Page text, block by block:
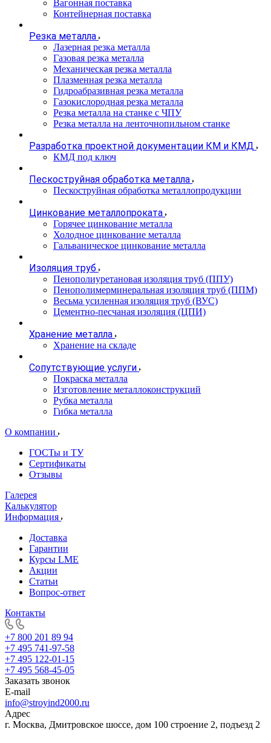
Вагонная поставка
Контейнерная поставка
Резка металла
Лазерная резка металла
Газовая резка металла
Механическая резка металла
Плазменная резка металла
Гидроабразивная резка металла
Газокислородная резка металла
Резка металла на станке с ЧПУ
Резка металла на ленточнопильном станке
Разработка проектной документации КМ и КМД
КМД под ключ
Пескоструйная обработка металла
Пескоструйная обработка металлопродукции
Цинкование металлопроката
Горячее цинкование металла
Холодное цинкование металла
Гальваническое цинкование металла
Изоляция труб
Пенополиуретановая изоляция труб (ППУ)
Пенополимерминеральная изоляция труб (ППМ)
Весьма усиленная изоляция труб (ВУС)
Цементно-песчаная изоляция (ЦПИ)
Хранение металла
Хранение на складе
Сопутствующие услуги
Покраска металла
Изготовление металлоконструкций
Рубка металла
Гибка металла
О компании
ГОСТы и ТУ
Сертификаты
Отзывы
Галерея
Калькулятор
Информация
Доставка
Гарантии
Курсы LME
Акции
Статьи
Вопрос-ответ
Контакты
+7 800 201 89 94
+7 495 741-97-58
+7 495 122-01-15
+7 495 568-45-05
Заказать звонок
E-mail
info@stroyind2000.ru
Адрес
г. Москва, Дмитровское шоссе, дом 100 строение 2, подъезд 2